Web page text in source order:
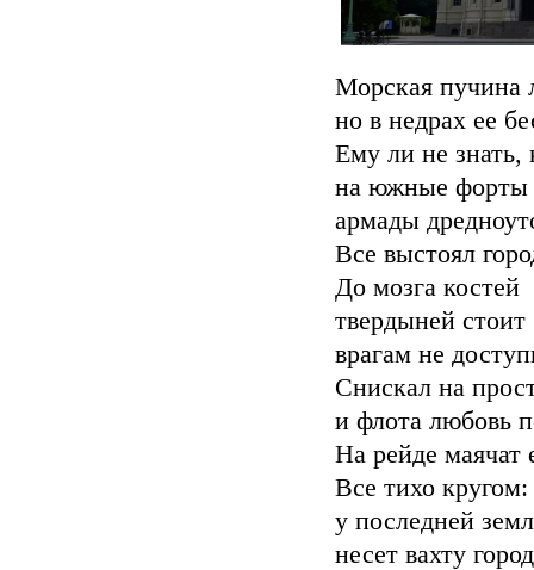
Морская пучина
но в недрах ее
Ему ли не знать,
на южные форты
армады
Все выстоял
До мозга костей
твердыней
врагам не
Снискал на
и флота любовь
На рейде маячат
Все тихо кругом:
у последней
несет вахту